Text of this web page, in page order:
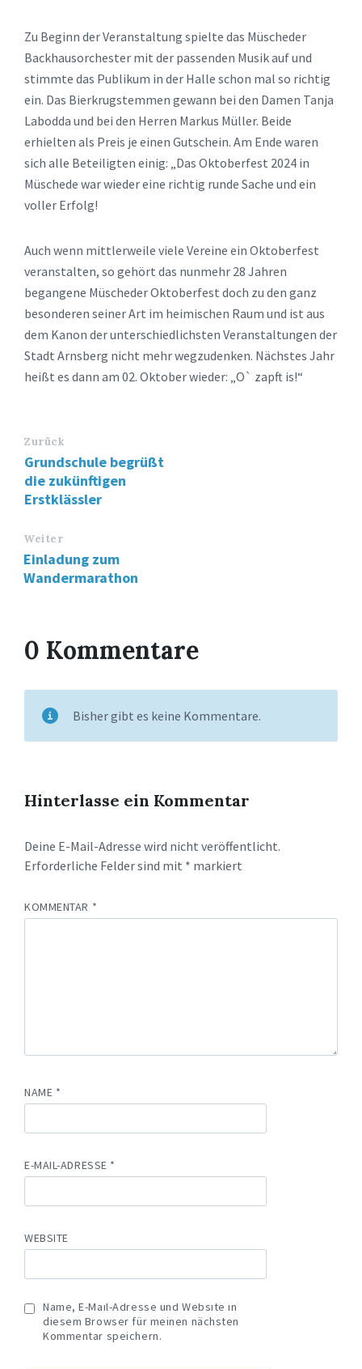
Zu Beginn der Veranstaltung spielte das Müscheder
Backhausorchester mit der passenden Musik auf und
stimmte das Publikum in der Halle schon mal so richtig
ein. Das Bierkrugstemmen gewann bei den Damen Tanja
Labodda und bei den Herren Markus Müller. Beide
erhielten als Preis je einen Gutschein. Am Ende waren
sich alle Beteiligten einig: „Das Oktoberfest 2024 in
Müschede war wieder eine richtig runde Sache und ein
voller Erfolg!
Auch wenn mittlerweile viele Vereine ein Oktoberfest
veranstalten, so gehört das nunmehr 28 Jahren
begangene Müscheder Oktoberfest doch zu den ganz
besonderen seiner Art im heimischen Raum und ist aus
dem Kanon der unterschiedlichsten Veranstaltungen der
Stadt Arnsberg nicht mehr wegzudenken. Nächstes Jahr
heißt es dann am 02. Oktober wieder: „O` zapft is!“
Zurück
Grundschule begrüßt
die zukünftigen
Erstklässler
Weiter
Einladung zum
Wandermarathon
0 Kommentare
Bisher gibt es keine Kommentare.
Hinterlasse ein Kommentar
Deine E-Mail-Adresse wird nicht veröffentlicht.
Erforderliche Felder sind mit * markiert
KOMMENTAR *
NAME *
E-MAIL-ADRESSE *
WEBSITE
Name, E-Mail-Adresse und Website in
diesem Browser für meinen nächsten
Kommentar speichern.